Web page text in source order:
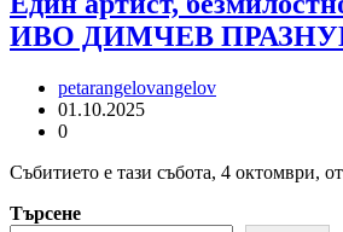
ИВО ДИМЧЕВ
petarangelovangelov
01.10.2025
0
Събитието е тази събота, 4 октомври,
Търсене